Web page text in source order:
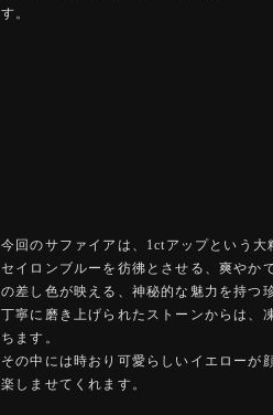
す。
今回のサファイアは、1ctアップという大
セイロンブルーを彷彿とさせる、爽やか
の差し色が映える、神秘的な魅力を持つ
丁寧に磨き上げられたストーンからは、
ちます。
その中には時おり可愛らしいイエローが
楽しませてくれます。